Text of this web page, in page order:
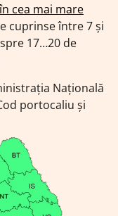
cea mai mare
cuprinse între 7 și
17…20 de
Națională
portocaliu și